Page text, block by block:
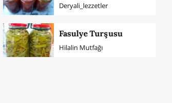
Deryali_lezzetler
Fasulye Turşusu
Hilalin Mutfağı